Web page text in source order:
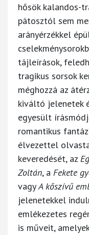
hősök kalandos-
pátosztól sem
arányérzékkel
tájleírások,
tragikus sorsok
méghozzá az
kiváltó jelenetek
egyesült
romantikus
élvezettel
keveredését, az
Zoltán, a Fekete
vagyA kőszívű
jelenetekkel
emlékezetes
is műveit,